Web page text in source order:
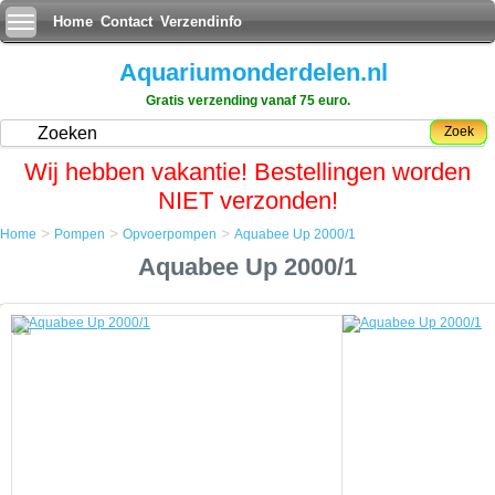
Home Contact Verzendinfo
Aquariumonderdelen.nl
Gratis verzending vanaf 75 euro.
Zoek
Wij hebben vakantie! Bestellingen worden
NIET verzonden!
Aquabee Up 2000/1
Aquabee Up 2000/1
Home > Pompen > Opvoerpompen > Aquabee Up 2000/1
Aquabee Up 2000/1